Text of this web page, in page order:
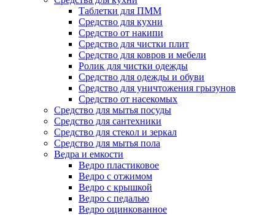
Таблетки для ПММ
Средство для кухни
Средство от накипи
Средство для чистки плит
Средство для ковров и мебели
Ролик для чистки одежды
Средство для одежды и обуви
Средство для уничтожения грызунов
Средство от насекомых
Средство для мытья посуды
Средство для сантехники
Средство для стекол и зеркал
Средство для мытья пола
Ведра и емкости
Ведро пластиковое
Ведро с отжимом
Ведро с крышкой
Ведро с педалью
Ведро оцинкованное